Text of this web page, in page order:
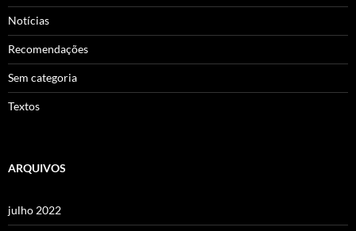
Notícias
Recomendações
Sem categoria
Textos
ARQUIVOS
julho 2022